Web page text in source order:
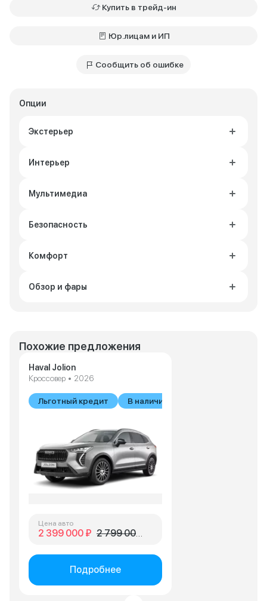
Опции
Экстерьер
Интерьер
Мультимедиа
Безопасность
Комфорт
Обзор и фары
Купить в трейд-ин
Юр.лицам и ИП
Сообщить об ошибке
Похожие предложения
Haval Jolion
Кроссовер • 2026
Льготный кредит В наличии
Цена авто
2 399 000 ₽ 2 799 000 ₽
Подробнее